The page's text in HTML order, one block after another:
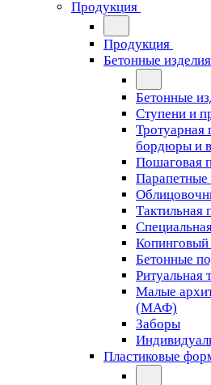
Продукция
Продукция
Бетонные изделия
Бетонные
Ступени и
Тротуарная
бордюры и
Пошаговая
Парапетные
Тактильная
Копинговый
Бетонные
Ритуальная
Малые
(МАФ)
Заборы
Пластиковые